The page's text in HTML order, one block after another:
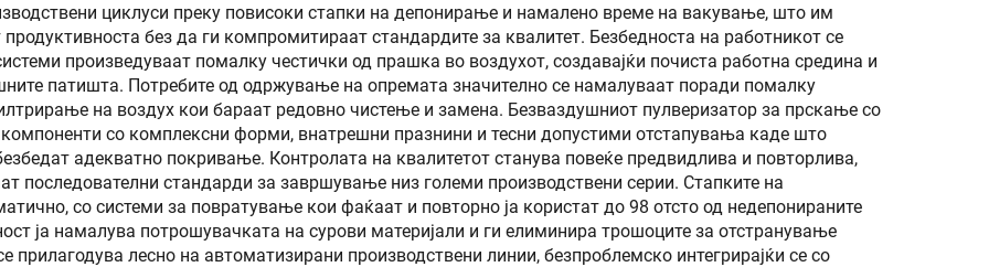
циклуси преку повисоки стапки на депонирање и намалено време на вакување, што им
без да ги компромитираат стандардите за квалитет. Безбедноста на работникот се
произведуваат помалку честички од прашка во воздухот, создавајќи почиста работна средина и
патишта. Потребите од одржување на опремата значително се намалуваат поради помалку
на воздух кои бараат редовно чистење и замена. Безваздушниот пулверизатор за прскање со
со комплексни форми, внатрешни празнини и тесни допустими отстапувања каде што
адекватно покривање. Контролата на квалитетот станува повеќе предвидлива и повторлива,
последователни стандарди за завршување низ големи производствени серии. Стапките на
со системи за повратување кои фаќаат и повторно ја користат до 98 отсто од недепонираните
ја намалува потрошувачката на сурови материјали и ги елиминира трошоците за отстранување
прилагодува лесно на автоматизирани производствени линии, безпроблемско интегрирајќи се со